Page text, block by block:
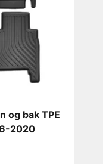
og bak TPE
2020